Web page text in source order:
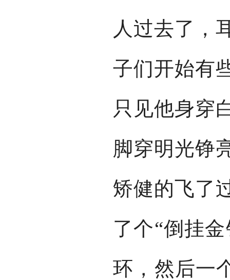
人过去了，
子们开始有
只见他身穿
脚穿明光铮
矫健的飞了
了个“倒挂
环，然后一